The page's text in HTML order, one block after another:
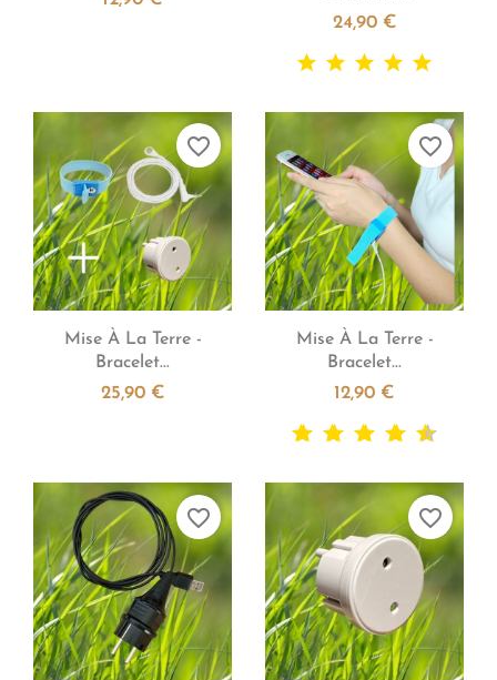
24,90 €
Aperçu rapide
Mise À La Terre -
Bracelet...
25,90 €
favorite_border
Aperçu rapide
Mise À La Terre -
Bracelet...
12,90 €
favorite_border
favorite_border favorite_border